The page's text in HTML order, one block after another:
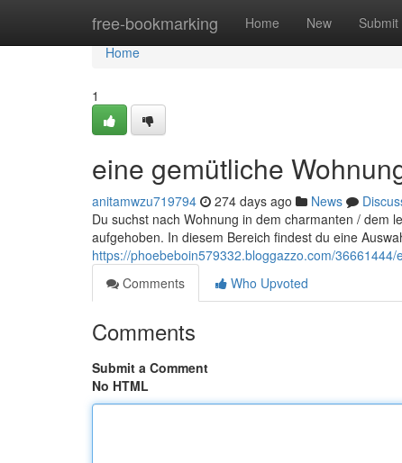
free-bookmarking Home New Submit
Home
Home
1
eine gemütliche
anitamwzu719794 274 days ago News
Du suchst nach Wohnung in dem charmanten / dem
aufgehoben. In diesem Bereich findest du eine
https://phoebeboin579332.bloggazzo.com/
Comments
Who Upvoted
Comments
Submit a Comment
No HTML